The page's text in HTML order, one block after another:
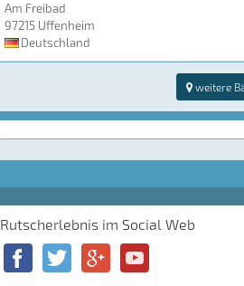
Am Freibad
97215 Uffenheim
Deutschland
weitere
Rutscherlebnis im Social Web